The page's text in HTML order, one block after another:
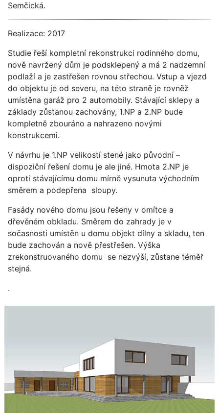
Semčická.
Realizace: 2017
Studie řeší kompletní rekonstrukci rodinného domu,
nově navržený dům je podsklepený a má 2 nadzemní
podlaží a je zastřešen rovnou střechou. Vstup a vjezd
do objektu je od severu, na této straně je rovněž
umístěna garáž pro 2 automobily. Stávající sklepy a
základy zůstanou zachovány, 1.NP a 2.NP bude
kompletně zbouráno a nahrazeno novými
konstrukcemi.
V návrhu je 1.NP velikostí stené jako původní –
dispoziční řešení domu je ale jiné. Hmota 2.NP je
oproti stávajícímu domu mírně vysunuta východním
směrem a podepřena sloupy.
Fasády nového domu jsou řešeny v omítce a
dřevěném obkladu. Směrem do zahrady je v
sočasnosti umístěn u domu objekt dílny a skladu, ten
bude zachován a nově přestřešen. Výška
zrekonstruovaného domu se nezvýší, zůstane téměř
stejná.
.